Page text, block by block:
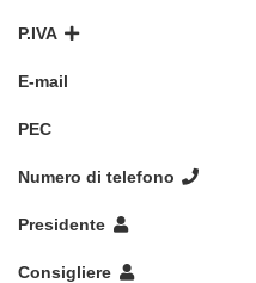
P.IVA
E-mail
PEC
Numero di telefono
Presidente
Consigliere